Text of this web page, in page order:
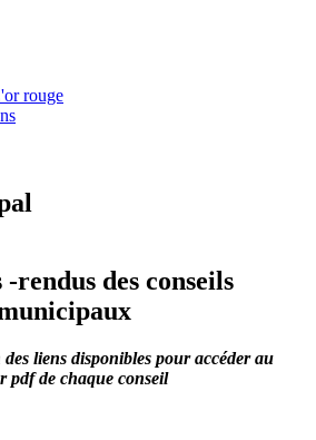
rouge
-rendus des conseils
liens disponibles pour accéder au
pdf de chaque conseil